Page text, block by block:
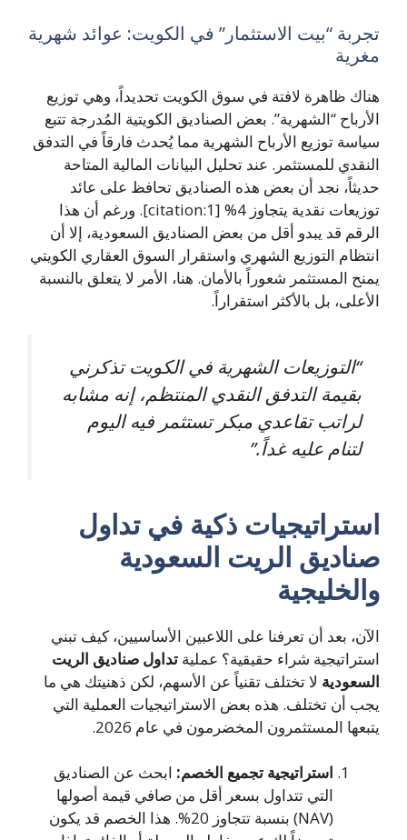
تجربة “بيت الاستثمار” في الكويت: عوائد شهرية
مغرية
هناك ظاهرة لافتة في سوق الكويت تحديداً، وهي توزيع
الأرباح “الشهرية”. بعض الصناديق الكويتية المُدرجة تتبع
سياسة توزيع الأرباح الشهرية مما يُحدث فارقاً في التدفق
النقدي للمستثمر. عند تحليل البيانات المالية المتاحة
حديثاً، نجد أن بعض هذه الصناديق تحافظ على عائد
توزيعات نقدية يتجاوز 4% [citation:1]. ورغم أن هذا
الرقم قد يبدو أقل من بعض الصناديق السعودية، إلا أن
انتظام التوزيع الشهري واستقرار السوق العقاري الكويتي
يمنح المستثمر شعوراً بالأمان. هنا، الأمر لا يتعلق بالنسبة
الأعلى، بل بالأكثر استقراراً.
“التوزيعات الشهرية في الكويت تذكرني
بقيمة التدفق النقدي المنتظم، إنه مشابه
لراتب تقاعدي مبكر تستثمر فيه اليوم
لتنام عليه غداً.”
استراتيجيات ذكية في تداول
صناديق الريت السعودية
والخليجية
الآن، بعد أن تعرفنا على اللاعبين الأساسيين، كيف تبني
استراتيجية شراء حقيقية؟ عملية تداول صناديق الريت
السعودية لا تختلف تقنياً عن الأسهم، لكن ذهنيتك هي ما
يجب أن تختلف. هذه بعض الاستراتيجيات العملية التي
يتبعها المستثمرون المخضرمون في عام 2026.
استراتيجية تجميع الخصم: ابحث عن الصناديق
التي تتداول بسعر أقل من صافي قيمة أصولها
(NAV) بنسبة تتجاوز 20%. هذا الخصم قد يكون